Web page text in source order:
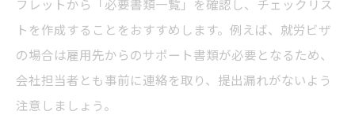
フレットから「必要書類一覧」を確認し、チェックリス
トを作成することをおすすめします。例えば、就労ビザ
の場合は雇用先からのサポート書類が必要となるため、
会社担当者とも事前に連絡を取り、提出漏れがないよう
注意しましょう。